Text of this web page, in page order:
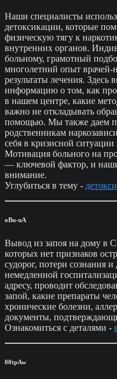
Наши специалисты
детоксикации, которые
физическую тягу к
внутренних органов.
больному, грамотный
многолетний опыт врачей-
результаты лечения.
информацию о том, как
в нашем центре, какие
важно не откладывать
помощью. Мы также даем
родственникам
себя в кризисной
Мотивация больного на
— ключевой фактор, и
внимание.
Углубиться в тему -
oBu-uA
Вывод из запоя на дому в
которых нет признаков
судорог, потери сознания
немедленной
адресу, проводит
запой, какие препараты
хронические болезни,
документы,
Ознакомиться с деталями -
00tpAw